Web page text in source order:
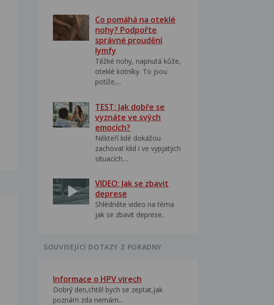
Co pomáhá na oteklé
nohy? Podpořte
správné proudění
lymfy
Těžké nohy, napnutá kůže,
oteklé kotníky. To jsou
potíže,...
TEST: Jak dobře se
vyznáte ve svých
emocích?
Někteří lidé dokážou
zachovat klid i ve vypjatých
situacích....
VIDEO: Jak se zbavit
deprese
Shlédněte video na téma
jak se zbavit deprese..
SOUVISEJÍCÍ DOTAZY Z PORADNY
Informace o HPV virech
Dobrý den,chtěl bych se zeptat,jak
poznám zda nemám...